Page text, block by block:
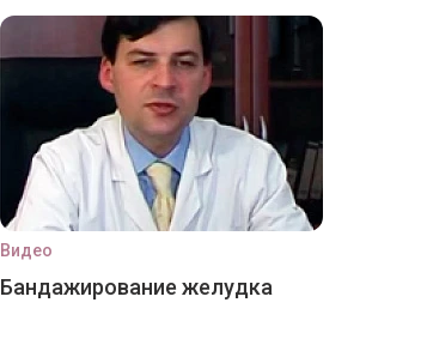
Видео
Бандажирование желудка